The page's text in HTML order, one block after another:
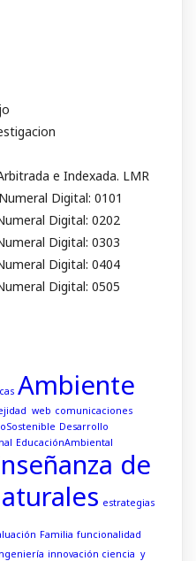
e Indexada. LMR
Digital: 0101
Digital: 0202
Digital: 0303
Digital: 0404
Digital: 0505
Ambiente
web comunicaciones
Desarrollo
EducaciónAmbiental
de
estrategias
Familia funcionalidad
innovación ciencia y